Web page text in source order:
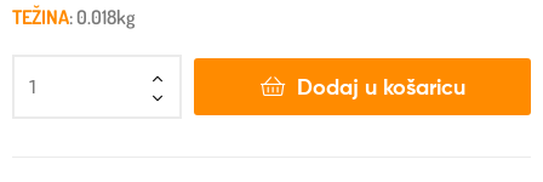
TEŽINA: 0.018kg
Dodaj u košaricu